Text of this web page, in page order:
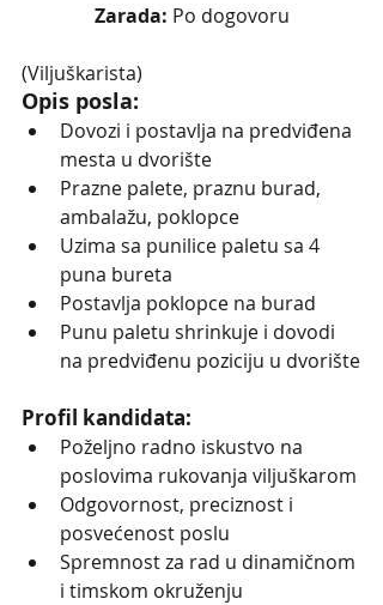
Zarada: Po dogovoru
(Viljuškarista)
Opis posla:
Dovozi i postavlja na predviđena
mesta u dvorište
Prazne palete, praznu burad,
ambalažu, poklopce
Uzima sa punilice paletu sa 4
puna bureta
Postavlja poklopce na burad
Punu paletu shrinkuje i dovodi
na predviđenu poziciju u dvorište
Profil kandidata:
Poželjno radno iskustvo na
poslovima rukovanja viljuškarom
Odgovornost, preciznost i
posvećenost poslu
Spremnost za rad u dinamičnom
i timskom okruženju